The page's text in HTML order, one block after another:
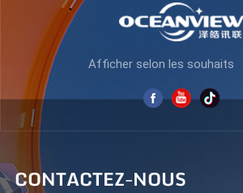
Afficher selon les souhaits
CONTACTEZ-NOUS